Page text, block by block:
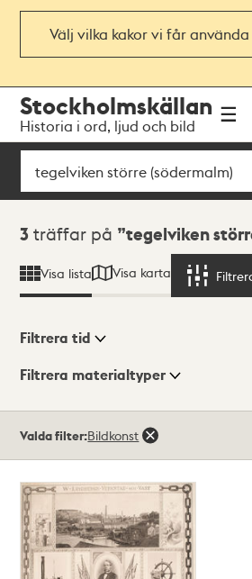
Välj vilka kakor vi får använda
navigationen
huvudinnehållet
Stockholmskällan
Historia i ord, ljud och bild
Sök
Sökresultat
3 träffar på tegelviken
Visa lista Visa karta
Visningsläge
Filtrera tid
Filtrera materialtyper
träffar
Valda filter:Bildkonst